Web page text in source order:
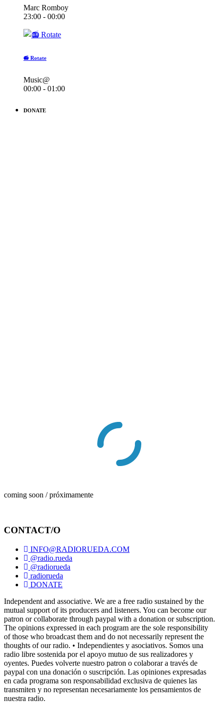
Marc Romboy
23:00 - 00:00
📻 Rotate
Music@
00:00 - 01:00
DONATE
coming soon / próximamente
CONTACT/O
INFO@RADIORUEDA.COM
@radio.rueda
@radiorueda
radiorueda
DONATE
Independent and associative. We are a free radio sustained by the
mutual support of its producers and listeners. You can become our
patron or collaborate through paypal with a donation or subscription.
The opinions expressed in each program are the sole responsibility
of those who broadcast them and do not necessarily represent the
thoughts of our radio. • Independientes y asociativos. Somos una
radio libre sostenida por el apoyo mutuo de sus realizadores y
oyentes. Puedes volverte nuestro patron o colaborar a través de
paypal con una donación o suscripción. Las opiniones expresadas
en cada programa son responsabilidad exclusiva de quienes las
transmiten y no representan necesariamente los pensamientos de
nuestra radio.